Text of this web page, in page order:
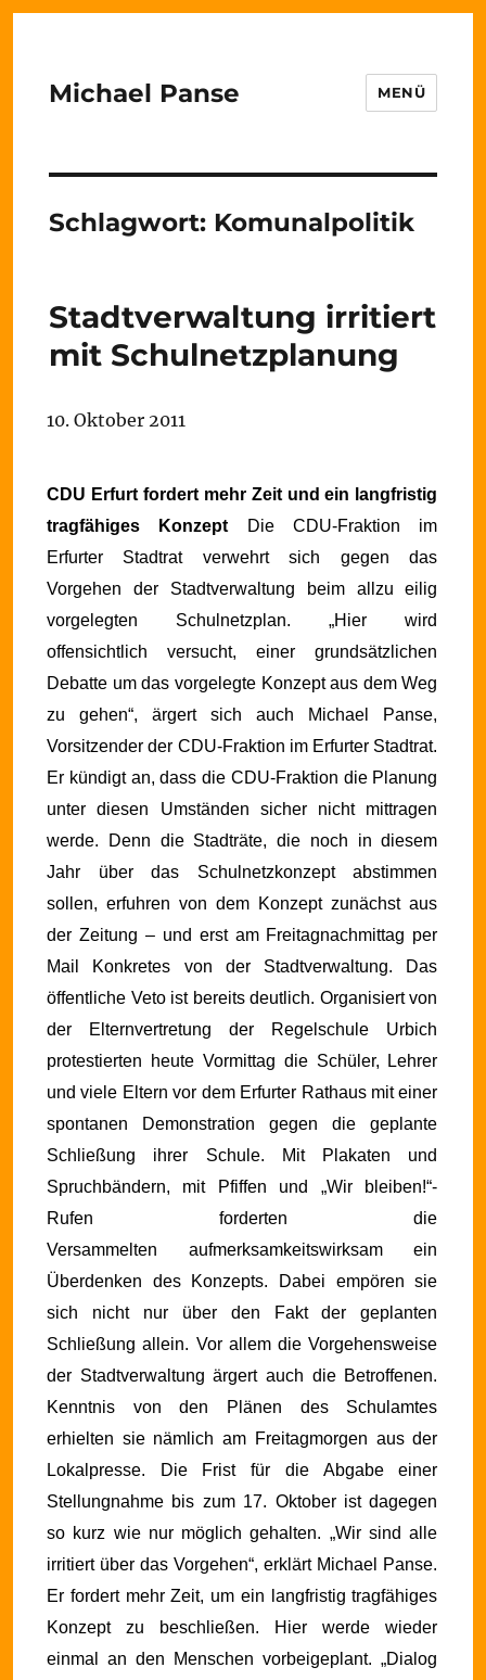
Michael Panse MENÜ
Schlagwort: Komunalpolitik
Stadtverwaltung irritiert
mit Schulnetzplanung
10. Oktober 2011
CDU Erfurt fordert mehr Zeit und ein langfristig
tragfähiges Konzept
Die CDU-Fraktion im
Erfurter Stadtrat verwehrt sich gegen das
Vorgehen der Stadtverwaltung beim allzu eilig
vorgelegten Schulnetzplan. „Hier wird
offensichtlich versucht, einer grundsätzlichen
Debatte um das vorgelegte Konzept aus dem Weg
zu gehen“, ärgert sich auch Michael Panse,
Vorsitzender der CDU-Fraktion im Erfurter Stadtrat.
Er kündigt an, dass die CDU-Fraktion die Planung
unter diesen Umständen sicher nicht mittragen
werde. Denn die Stadträte, die noch in diesem
Jahr über das Schulnetzkonzept abstimmen
sollen, erfuhren von dem Konzept zunächst aus
der Zeitung – und erst am Freitagnachmittag per
Mail Konkretes von der Stadtverwaltung. Das
öffentliche Veto ist bereits deutlich. Organisiert von
der Elternvertretung der Regelschule Urbich
protestierten heute Vormittag die Schüler, Lehrer
und viele Eltern vor dem Erfurter Rathaus mit einer
spontanen Demonstration gegen die geplante
Schließung ihrer Schule. Mit Plakaten und
Spruchbändern, mit Pfiffen und „Wir bleiben!“-
Rufen forderten die
Versammelten aufmerksamkeitswirksam ein
Überdenken des Konzepts. Dabei empören sie
sich nicht nur über den Fakt der geplanten
Schließung allein. Vor allem die Vorgehensweise
der Stadtverwaltung ärgert auch die Betroffenen.
Kenntnis von den Plänen des Schulamtes
erhielten sie nämlich am Freitagmorgen aus der
Lokalpresse. Die Frist für die Abgabe einer
Stellungnahme bis zum 17. Oktober ist dagegen
so kurz wie nur möglich gehalten. „Wir sind alle
irritiert über das Vorgehen“, erklärt Michael Panse.
Er fordert mehr Zeit, um ein langfristig tragfähiges
Konzept zu beschließen. Hier werde wieder
einmal an den Menschen vorbeigeplant. „Dialog